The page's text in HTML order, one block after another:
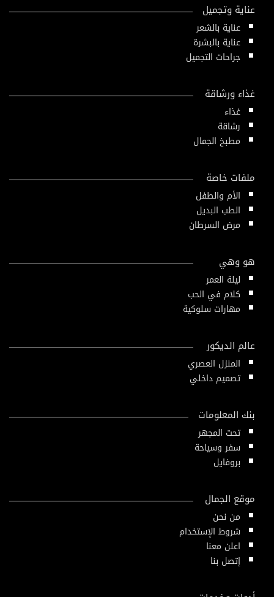
عناية وتجميل
عناية بالشعر
عناية بالبشرة
جراحات التجميل
غذاء ورشاقة
غذاء
رشاقة
مطبخ الجمال
ملفات خاصة
الأم والطفل
الطب البديل
مرض السرطان
هو وهي
ليلة العمر
كلام في الحب
مهارات سلوكية
عالم الديكور
المنزل العصري
تصميم داخلي
بنك المعلومات
تحت المجهر
سفر وسياحة
بروفايل
موقع الجمال
من نحن
شروط الإستخدام
اعلن معنا
إتصل بنا